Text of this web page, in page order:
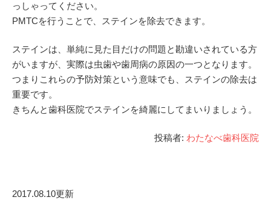
っしゃってください。
PMTCを行うことで、ステインを除去できます。
ステインは、単純に見た目だけの問題と勘違いされている方
がいますが、実際は虫歯や歯周病の原因の一つとなります。
つまりこれらの予防対策という意味でも、ステインの除去は
重要です。
きちんと歯科医院でステインを綺麗にしてまいりましょう。
投稿者: わたなべ歯科医院
2017.08.10更新